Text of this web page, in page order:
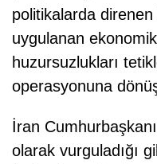
politikalarda
uygulanan
huzursuzlukları
operasyonuna
İran
olarak vurguladığı